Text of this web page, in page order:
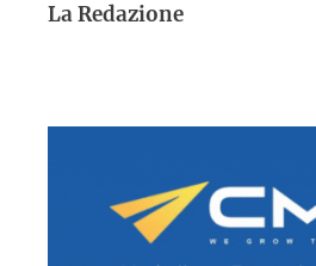
La Redazione